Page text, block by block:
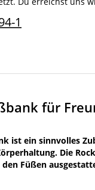
1
für
ist ein sinnvolles
Die
Füßen